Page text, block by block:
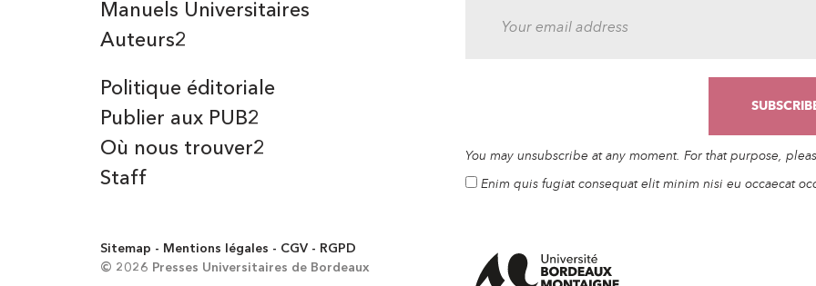
You may unsubscribe at any moment. For that purpose,
Enim quis fugiat consequat elit minim nisi eu occaecat
Auteurs2
Manuels Universitaires
Politique éditoriale
Publier aux PUB2
Où nous trouver2
Staff
Sitemap Mentions légales CGV
RGPD
© 2026 Presses Universitaires de Bordeaux